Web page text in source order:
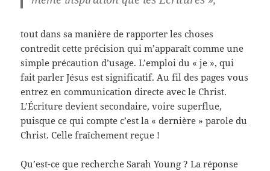
tout dans sa manière de rapporter les choses
contredit cette précision qui m’apparaît comme une
simple précaution d’usage. L’emploi du « je », qui
fait parler Jésus est significatif. Au fil des pages vous
entrez en communication directe avec le Christ.
L’Écriture devient secondaire, voire superflue,
puisque ce qui compte c’est la « dernière » parole du
Christ. Celle fraîchement reçue !
Qu’est-ce que recherche Sarah Young ? La réponse